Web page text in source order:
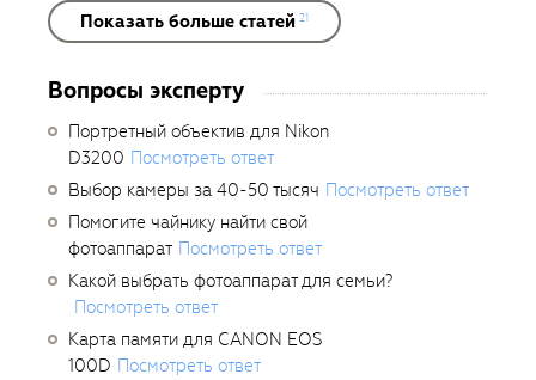
Показать больше статей 21
Вопросы эксперту
Портретный объектив для Nikon
D3200 Посмотреть ответ
Выбор камеры за 40-50 тысяч Посмотреть ответ
Помогите чайнику найти свой
фотоаппарат Посмотреть ответ
Какой выбрать фотоаппарат для семьи?
Посмотреть ответ
Карта памяти для CANON EOS
100D Посмотреть ответ